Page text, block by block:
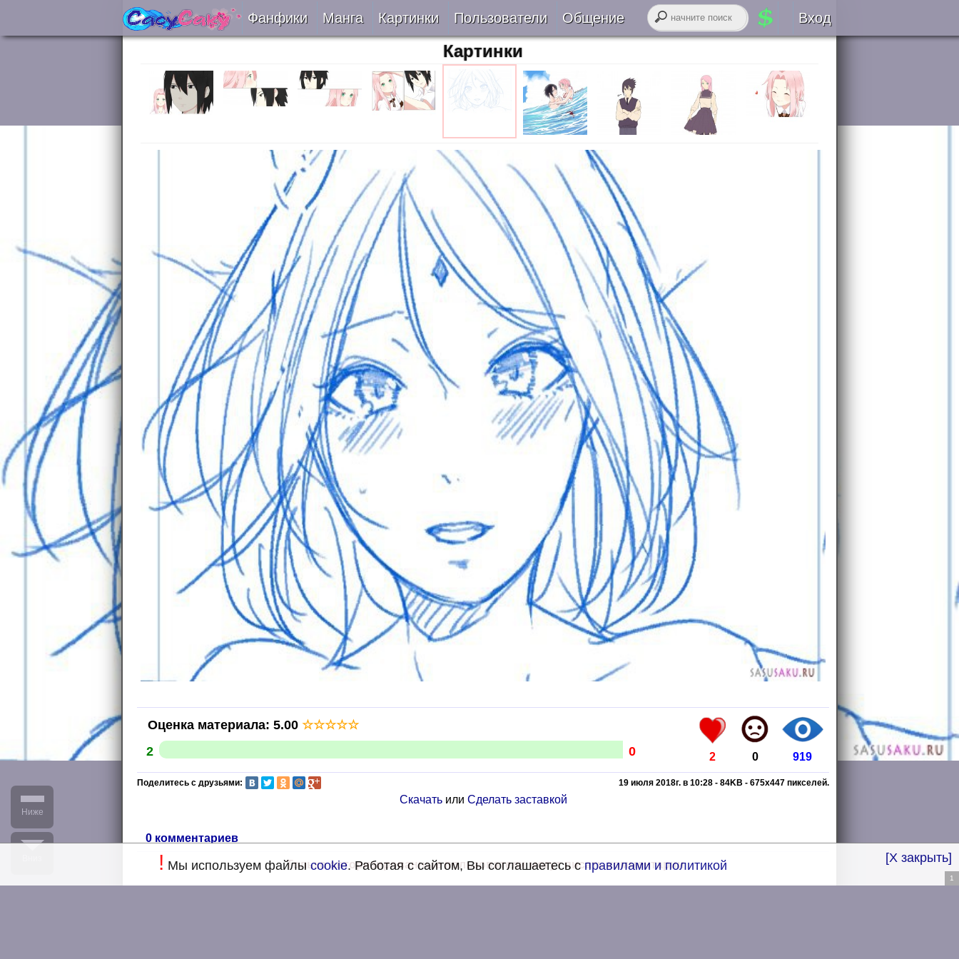
Фанфики
Сборники
Рецензии
На проверке
Отправить
Манга Картинки Пользователи
Авторы
Все
VIP
Онлайн
За 24 часа
Общение
Лента RSS
Вход
Авторизация
забыли логин или пароль?
Картинки
2 0 919
Оценка материала: 5.00 ☆☆☆☆☆
2
0
19 июля 2018г. в 10:28 - 84KB - 675x447 пикселей.
Поделитесь с друзьями:
Скачатьили Сделать заставкой
0 комментариев
Только авторизированные пользователи могут писать комментарии [X закрыть]
! Мы используем файлыcookie. Работая с сайтом, Вы соглашаетесь справилами и политикой
Ниже
1